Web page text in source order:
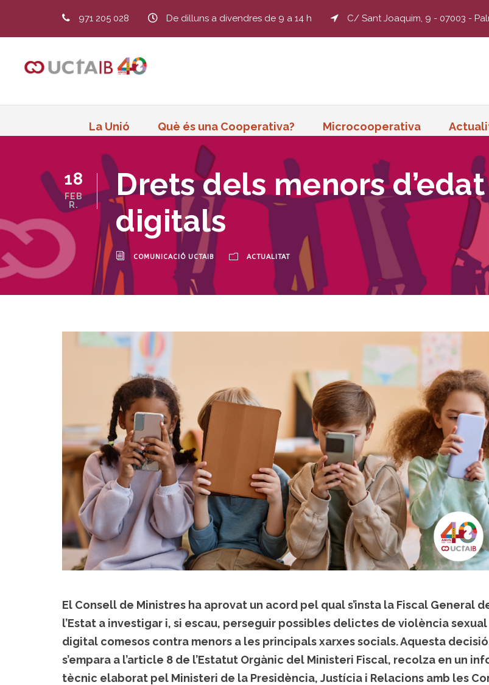
971 205 028 De dilluns a divendres de 9 a 14 h C/ Sant Joaquim, 9 - 07003 -
La Unió Què és una Cooperativa? Microcooperativa
18
FEB
R.
Drets dels menors
digitals
COMUNICACIÓ UCTAIB ACTUALITAT
El Consell de Ministres ha aprovat un acord pel qual s’insta la Fiscal General
l’Estat a investigar i, si escau, perseguir possibles delictes de violència sexual
digital comesos contra menors a les principals xarxes socials. Aquesta
s’empara a l’article 8 de l’Estatut Orgànic del Ministeri Fiscal, recolza en un
tècnic elaborat pel Ministeri de la Presidència, Justícia i Relacions amb les